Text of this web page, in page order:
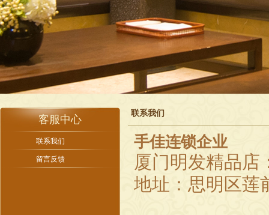
客服中心
联系我们
留言反馈
联系我们
手佳连锁企业
厦门明发精品店
地址：思明区莲